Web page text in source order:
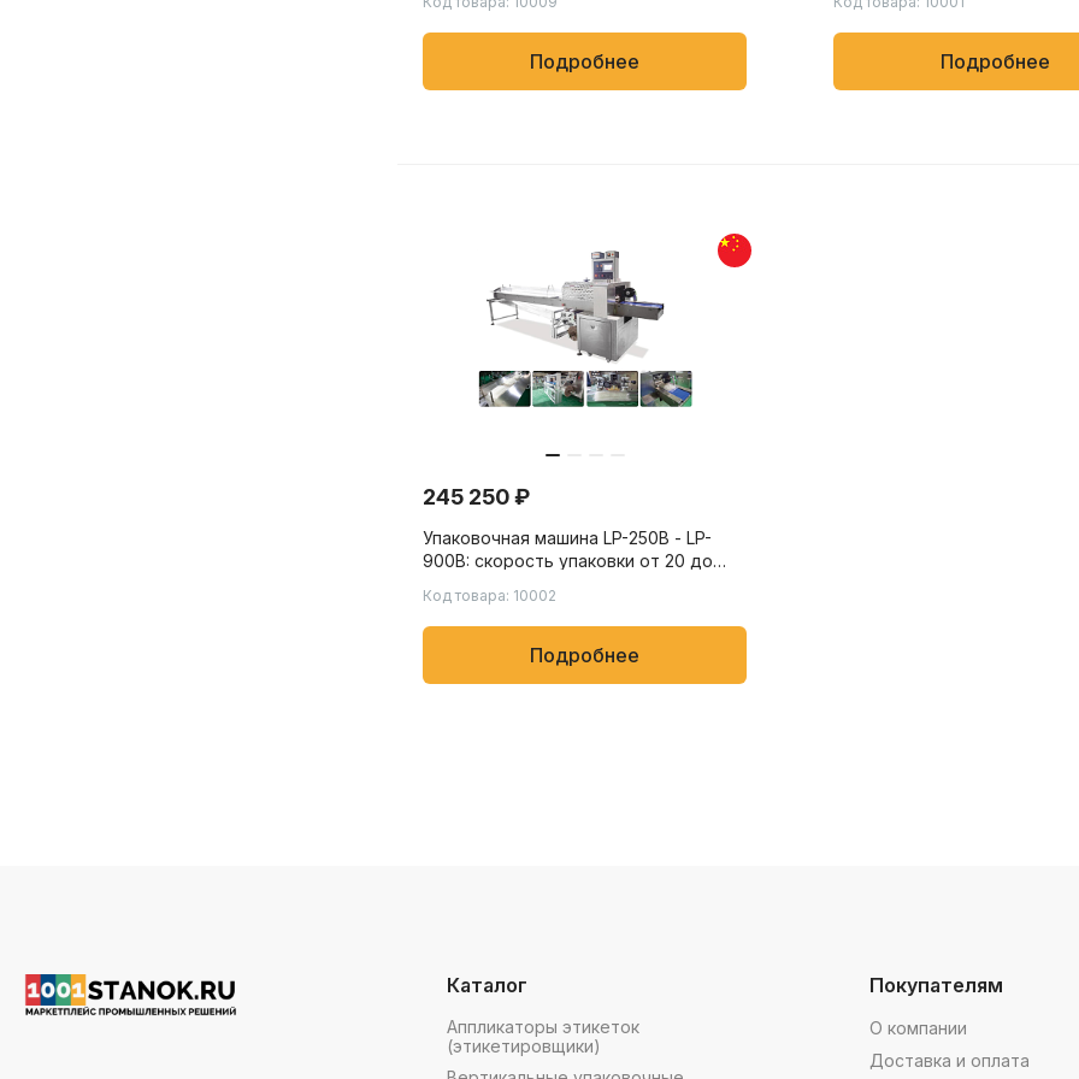
для пищевых, химических и бытовых
товаров
Подробнее
Скорость упаковки от 80 до
пакетов/мин.
Подробнее
245 250 ₽
Упаковочная машина LP-250B - LP-
900B: скорость упаковки от 20 до
товаров, таких как полотенца,
салфетки, пищевые и бытовые
Код товара: 10002
Подробнее
Каталог
Аппликаторы этикеток
(этикетировщики)
Покупателям
О компании
Доставка и оплата